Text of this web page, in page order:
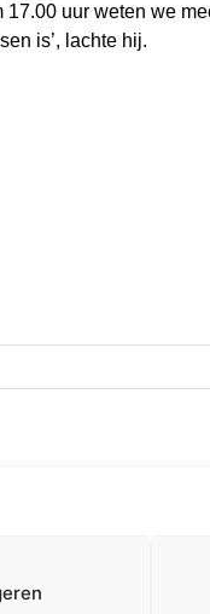
uur weten we
is’, lachte hij.